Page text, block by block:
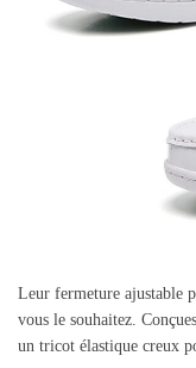
Leur fermeture ajustable
vous le souhaitez.
un tricot élastique creux